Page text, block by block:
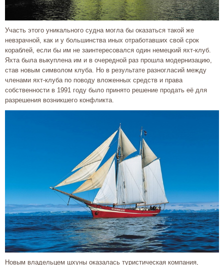
Участь этого уникального судна могла бы оказаться такой же
невзрачной, как и у большинства иных отработавших свой срок
кораблей, если бы им не заинтересовался один немецкий яхт-клуб.
Яхта была выкуплена им и в очередной раз прошла модернизацию,
став новым символом клуба. Но в результате разногласий между
членами яхт-клуба по поводу вложенных средств и права
собственности в 1991 году было принято решение продать её для
разрешения возникшего конфликта.
Новым владельцем шхуны оказалась туристическая компания,